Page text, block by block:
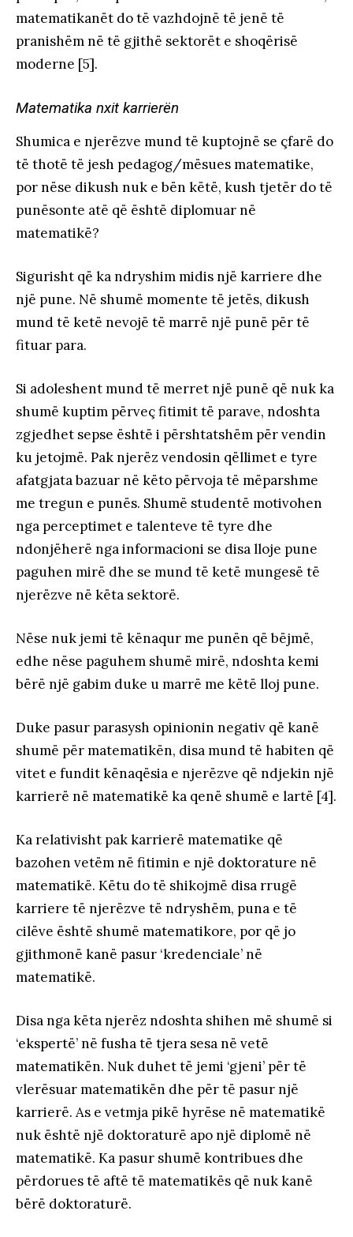
matematikanët do të vazhdojnë të jenë të
pranishëm në të gjithë sektorët e shoqërisë
moderne [5].
Matematika nxit karrierën
Shumica e njerëzve mund të kuptojnë se çfarë do
të thotë të jesh pedagog/mësues matematike,
por nëse dikush nuk e bën këtë, kush tjetër do të
punësonte atë që është diplomuar në
matematikë?
Sigurisht që ka ndryshim midis një karriere dhe
një pune. Në shumë momente të jetës, dikush
mund të ketë nevojë të marrë një punë për të
fituar para.
Si adoleshent mund të merret një punë që nuk ka
shumë kuptim përveç fitimit të parave, ndoshta
zgjedhet sepse është i përshtatshëm për vendin
ku jetojmë. Pak njerëz vendosin qëllimet e tyre
afatgjata bazuar në këto përvoja të mëparshme
me tregun e punës. Shumë studentë motivohen
nga perceptimet e talenteve të tyre dhe
ndonjëherë nga informacioni se disa lloje pune
paguhen mirë dhe se mund të ketë mungesë të
njerëzve në këta sektorë.
Nëse nuk jemi të kënaqur me punën që bëjmë,
edhe nëse paguhem shumë mirë, ndoshta kemi
bërë një gabim duke u marrë me këtë lloj pune.
Duke pasur parasysh opinionin negativ që kanë
shumë për matematikën, disa mund të habiten që
vitet e fundit kënaqësia e njerëzve që ndjekin një
karrierë në matematikë ka qenë shumë e lartë [4].
Ka relativisht pak karrierë matematike që
bazohen vetëm në fitimin e një doktorature në
matematikë. Këtu do të shikojmë disa rrugë
karriere të njerëzve të ndryshëm, puna e të
cilëve është shumë matematikore, por që jo
gjithmonë kanë pasur ‘kredenciale’ në
matematikë.
Disa nga këta njerëz ndoshta shihen më shumë si
‘ekspertë’ në fusha të tjera sesa në vetë
matematikën. Nuk duhet të jemi ‘gjeni’ për të
vlerësuar matematikën dhe për të pasur një
karrierë. As e vetmja pikë hyrëse në matematikë
nuk është një doktoraturë apo një diplomë në
matematikë. Ka pasur shumë kontribues dhe
përdorues të aftë të matematikës që nuk kanë
bërë doktoraturë.